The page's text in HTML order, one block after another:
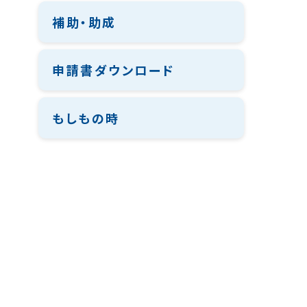
補助・助成
申請書ダウンロード
もしもの時